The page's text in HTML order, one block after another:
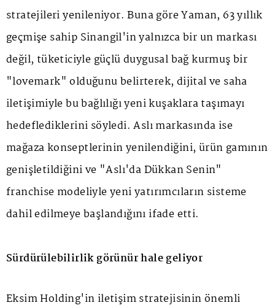
stratejileri yenileniyor. Buna göre Yaman, 63 yıllık
geçmişe sahip Sinangil'in yalnızca bir un markası
değil, tüketiciyle güçlü duygusal bağ kurmuş bir
"lovemark" olduğunu belirterek, dijital ve saha
iletişimiyle bu bağlılığı yeni kuşaklara taşımayı
hedeflediklerini söyledi. Aslı markasında ise
mağaza konseptlerinin yenilendiğini, ürün gamının
genişletildiğini ve "Aslı'da Dükkan Senin"
franchise modeliyle yeni yatırımcıların sisteme
dahil edilmeye başlandığını ifade etti.
Sürdürülebilirlik görünür hale geliyor
Eksim Holding'in iletişim stratejisinin önemli